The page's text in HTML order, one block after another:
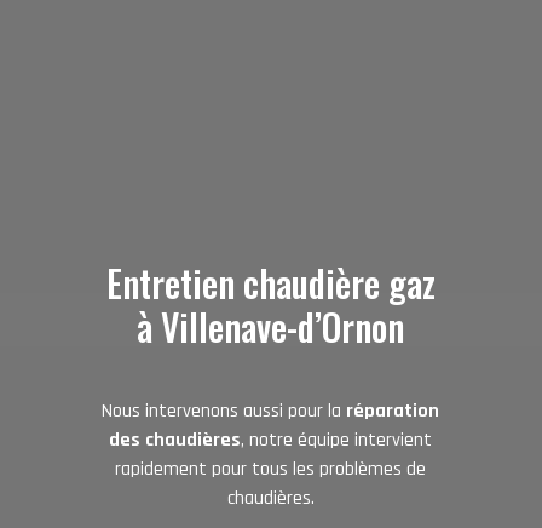
Entretien chaudière gaz
à Villenave-d’Ornon
Nous intervenons aussi pour la réparation
des chaudières, notre équipe intervient
rapidement pour tous les problèmes de
chaudières.